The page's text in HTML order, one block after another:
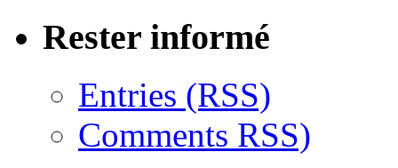
Rester informé
Entries (RSS)
Comments RSS)